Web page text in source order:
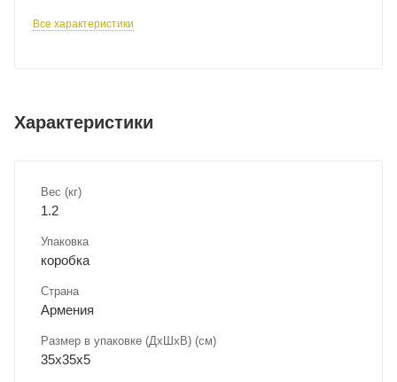
Все характеристики
Характеристики
Вес (кг)
1.2
Упаковка
коробка
Страна
Армения
Размер в упаковке (ДхШxВ) (см)
35х35х5